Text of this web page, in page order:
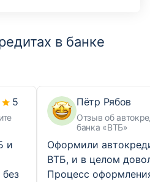
в банке
5
и
Пётр Рябов
Отзыв об
банка «ВТБ»
Оформили
ВТБ, и в целом
Процесс